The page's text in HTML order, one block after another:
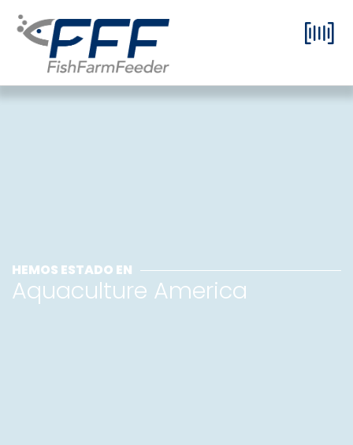
HEMOS ESTADO EN
Aquaculture America